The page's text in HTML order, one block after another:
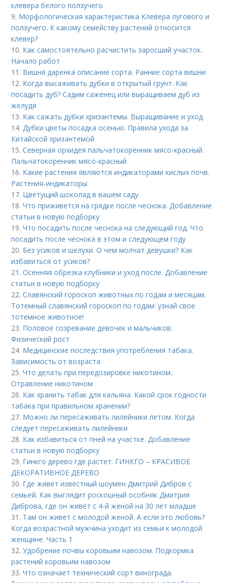
клевера белого ползучего
9. Морфологическая характеристика Клевера лугового и
ползучего. К какому семейству растений относится
клевер?
10. Как самостоятельно расчистить заросший участок.
Начало работ
11. Вишня даренка описание сорта. Ранние сорта вишни
12. Когда высаживать дубки в открытый грунт. Как
посадить дуб? Садим саженец или выращиваем дуб из
желудя
13. Как сажать дубки хризантемы. Выращивание и уход
14. Дубки цветы посадка осенью. Правила ухода за
Китайской хризантемой
15.Северная орхидея пальчатокоренник мясо-красный.
Пальчатокоренник мясо-красный
16. Какие растения являются индикаторами кислых почв.
Растения-индикаторы
17. Цветущий шоколад в вашем саду.
18.Что приживется на грядке после чеснока. Добавление
статьи в новую подборку
19.Что посадить после чеснока на следующий год. Что
посадить после чеснока в этом и следующем году
20. Без усиков и шелухи. О чем молчат девушки? Как
избавиться от усиков?
21.Осенняя обрезка клубники и уход после. Добавление
статьи в новую подборку
22.Славянский гороскоп животных по годам и месяцам.
Тотемный славянский гороскоп по годам: узнай свое
тотемное животное!
23. Половое созревание девочек и мальчиков.
Физический рост
24. Медицинские последствия употребления табака.
Зависимость от возраста
25.Что делать при передозировке никотином..
Отравление никотином
26. Как хранить табак для кальяна. Какой срок годности
табака при правильном хранении?
27. Можно ли пересаживать лилейники летом. Когда
следует пересаживать лилейники
28. Как избавиться от пней на участке. Добавление
статьи в новую подборку
29. Гинкго дерево где растет. ГИНКГО – КРАСИВОЕ
ДЕКОРАТИВНОЕ ДЕРЕВО
30. Где живет известный шоумен Дмитрий Дибров с
семьей. Как выглядит роскошный особняк Дмитрия
Диброва, где он живёт с 4-й женой на 30 лет младше
31. Там он живет с молодой женой. А если это любовь?
Когда возрастной мужчина уходит из семьи к молодой
женщине. Часть 1
32.Удобрение почвы коровьим навозом. Подкормка
растений коровьим навозом
33.Что означает технический сорт винограда.